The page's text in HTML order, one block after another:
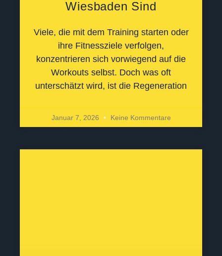
Wiesbaden Sind
Viele, die mit dem Training starten oder
ihre Fitnessziele verfolgen,
konzentrieren sich vorwiegend auf die
Workouts selbst. Doch was oft
unterschätzt wird, ist die Regeneration
Januar 7, 2026 Keine Kommentare